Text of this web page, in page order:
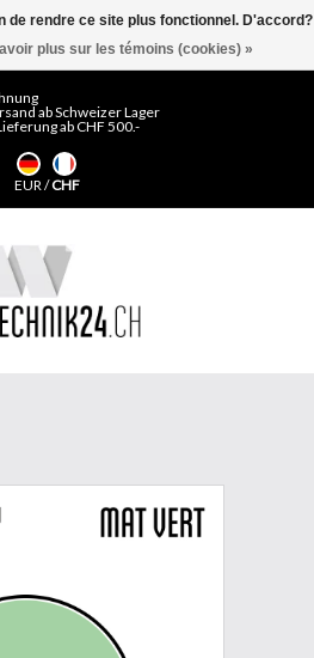
ab Schweizer Lager
ab CHF 500.-
EUR/CHF
de rendre ce site plus fonctionnel. D'accord?
plus sur les témoins (cookies) »